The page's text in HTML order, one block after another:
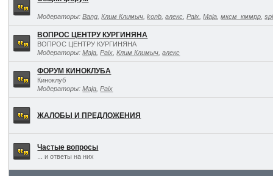
Модераторы:Bang ,Клим Климыч ,konb ,алекс ,Paix ,Maja ,мксм_кммрр ,
ВОПРОС ЦЕНТРУ КУРГИНЯНА
ВОПРОС ЦЕНТРУ КУРГИНЯНА
Модераторы:Maja ,Paix ,Клим Климыч ,алекс
ФОРУМ КИНОКЛУБА
Киноклуб
Модераторы:Maja ,Paix
ЖАЛОБЫ И ПРЕДЛОЖЕНИЯ
Частые вопросы
... и ответы на них